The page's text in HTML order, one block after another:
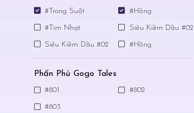
#Trong Suốt #Hồng
#Tím Nhạt Siêu Kiềm Dầu #02
Siêu Kiềm Dầu #02 #Hồng
Phấn Phủ Gogo Tales
#801 #802
#803